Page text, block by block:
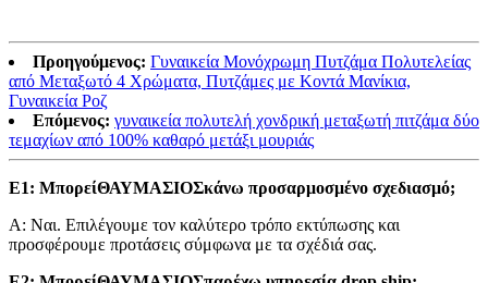
Προηγούμενος: Γυναικεία Μονόχρωμη Πυτζάμα Πολυτελείας
από Μεταξωτό 4 Χρώματα, Πυτζάμες με Κοντά Μανίκια,
Γυναικεία Ροζ
Επόμενος: γυναικεία πολυτελή χονδρική μεταξωτή πιτζάμα δύο
τεμαχίων από 100% καθαρό μετάξι μουριάς
Ε1: ΜπορείΘΑΥΜΑΣΙΟΣκάνω προσαρμοσμένο σχεδιασμό;
Α: Ναι. Επιλέγουμε τον καλύτερο τρόπο εκτύπωσης και
προσφέρουμε προτάσεις σύμφωνα με τα σχέδιά σας.